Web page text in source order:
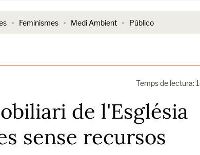
Feminismes Medi Ambient Público
Temps de lectura:
de l'Església
sense recursos